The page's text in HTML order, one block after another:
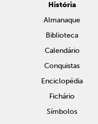
História
Almanaque
Biblioteca
Calendário
Conquistas
Enciclopédia
Fichário
Símbolos